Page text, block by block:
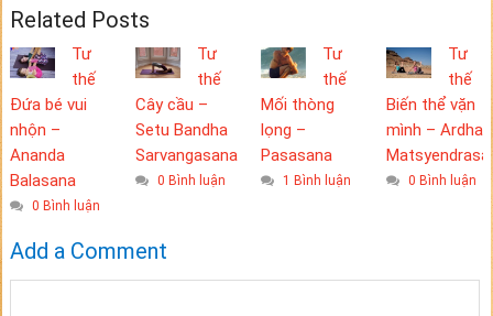
Related Posts
Tư
thế
Đứa bé vui
nhộn –
Ananda
Balasana
0 Bình luận
Tư
thế
Cây cầu –
Setu Bandha
Sarvangasana
0 Bình luận
Tư
thế
Mối thòng
lọng –
Pasasana
1 Bình luận
Tư
thế
Biến thể vặn
mình – Ardha
0 Bình luận
Add a Comment